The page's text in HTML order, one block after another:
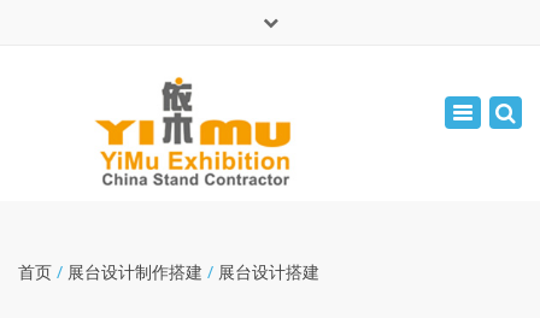
周一 - 周五: 9:00 - 17:30
leolin05131
Toggle
首页 / 展台设计制作搭建 / 展台设计搭建